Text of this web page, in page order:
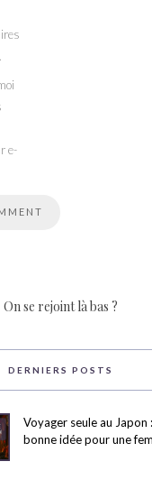
e-
On se rejoint là bas ?
DERNIERS POSTS
Voyager seule au Japon
bonne idée pour une